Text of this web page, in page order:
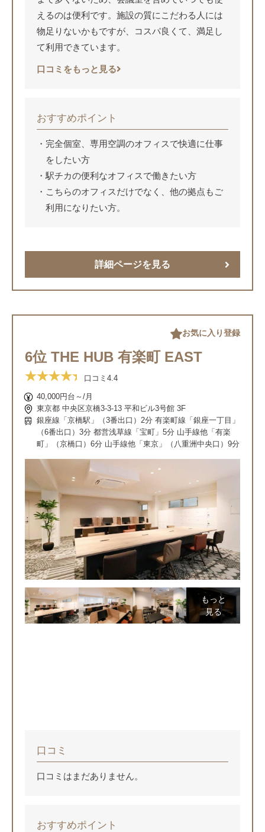
えるのは便利です。施設の質にこだわる人には
物足りないかもですが、コスパ良くて、満足し
て利用できています。
口コミをもっと見る
おすすめポイント
完全個室、専用空調のオフィスで快適に仕事
をしたい方
駅チカの便利なオフィスで働きたい方
こちらのオフィスだけでなく、他の拠点もご
利用になりたい方。
詳細ページを見る
6位 THE HUB 有楽町 EAST
口コミ 4.4
40,000円台～/月
東京都 中央区京橋3-3-13 平和ビル3号館 3F
銀座線「京橋駅」（3番出口）2分 有楽町線「銀座一丁目」
（6番出口）3分 都営浅草線「宝町」5分 山手線他「有楽
町」（京橋口）6分 山手線他「東京」（八重洲中央口）9分
お気に入り登録
もっと
見る
口コミ
口コミはまだありません。
おすすめポイント